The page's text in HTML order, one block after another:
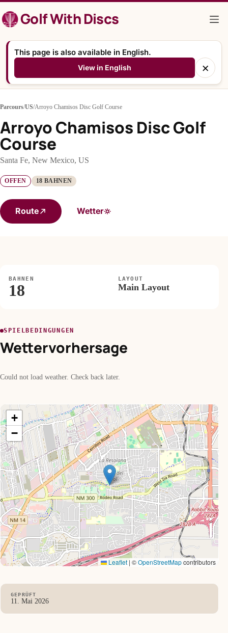
Inhalt
springenGolf With Discs
This page is also available in English.
View in English ×
Parcours/US/Arroyo Chamisos Disc Golf Course
Arroyo Chamisos Disc Golf
Course
Santa Fe, New Mexico, US
OFFEN 18 BAHNEN
Route Wetter
BAHNEN
18
LAYOUT
Main Layout
SPIELBEDINGUNGEN
Wettervorhersage
Could not load weather. Check back later.
+
−
Leaflet | ©OpenStreetMapcontributors
GEPRÜFT
11. Mai 2026